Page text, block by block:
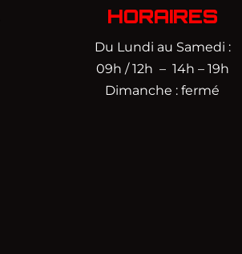
HORAIRES
Du Lundi au Samedi :
09h / 12h – 14h – 19h
Dimanche : fermé